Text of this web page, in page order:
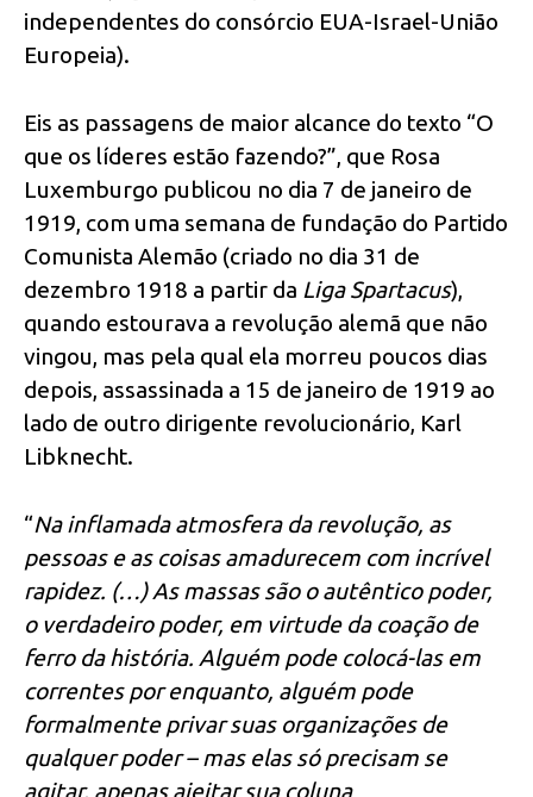
independentes do consórcio EUA-Israel-União
Europeia).
Eis as passagens de maior alcance do texto “O
que os líderes estão fazendo?”, que Rosa
Luxemburgo publicou no dia 7 de janeiro de
1919, com uma semana de fundação do Partido
Comunista Alemão (criado no dia 31 de
dezembro 1918 a partir da Liga Spartacus),
quando estourava a revolução alemã que não
vingou, mas pela qual ela morreu poucos dias
depois, assassinada a 15 de janeiro de 1919 ao
lado de outro dirigente revolucionário, Karl
Libknecht.
“Na inflamada atmosfera da revolução, as
pessoas e as coisas amadurecem com incrível
rapidez. (…) As massas são o autêntico poder,
o verdadeiro poder, em virtude da coação de
ferro da história. Alguém pode colocá-las em
correntes por enquanto, alguém pode
formalmente privar suas organizações de
qualquer poder – mas elas só precisam se
agitar, apenas ajeitar sua coluna